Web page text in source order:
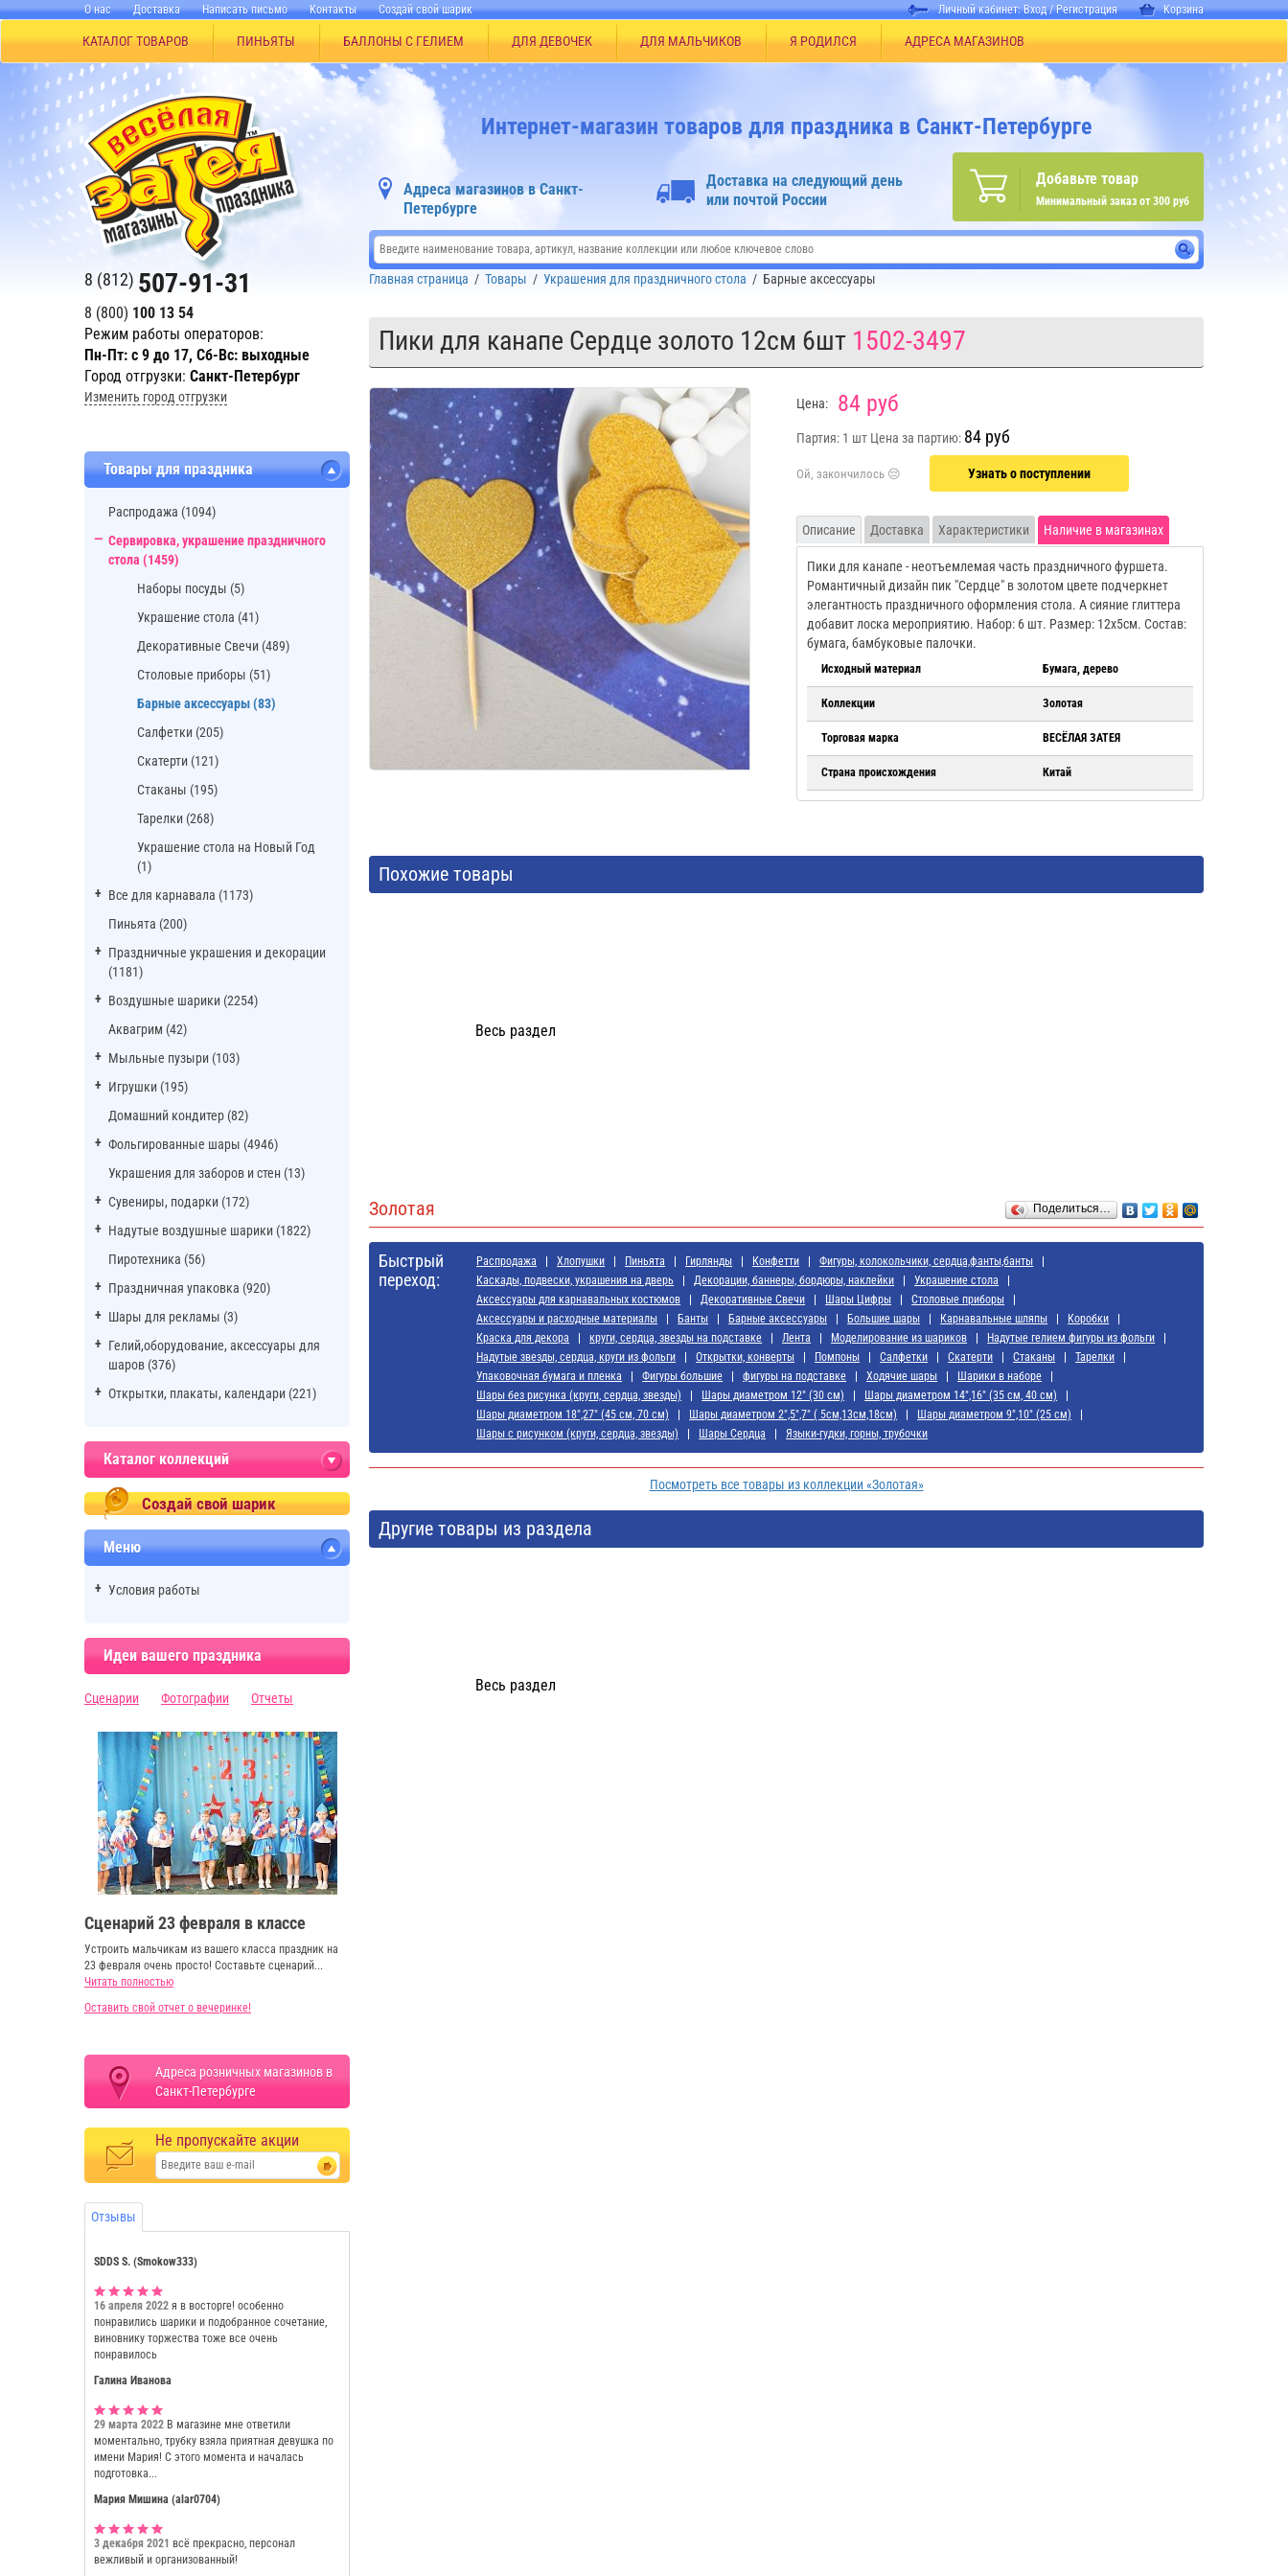
О нас Доставка Написать письмо Контакты Создай свой шарик Личный кабинет:Вход/Регистрация Корзина
КАТАЛОГ ТОВАРОВ ПИНЬЯТЫ БАЛЛОНЫ С ГЕЛИЕМ ДЛЯ ДЕВОЧЕК ДЛЯ МАЛЬЧИКОВ Я РОДИЛСЯ АДРЕСА МАГАЗИНОВ
8 (812) 507-91-31
8 (800) 100 13 54
Режим работы операторов:
Пн-Пт: с 9 до 17, Сб-Вс: выходные
Город отгрузки: Санкт-Петербург
Изменить город отгрузки
Товары для праздника
Распродажа (1094)
Сервировка, украшение праздничного
стола (1459)
Наборы посуды (5)
Украшение стола (41)
Декоративные Свечи (489)
Cтоловые приборы (51)
Барные аксессуары (83)
Салфетки (205)
Скатерти (121)
Стаканы (195)
Тарелки (268)
Украшение стола на Новый Год
(1)
Все для карнавала (1173)
Пиньята (200)
Праздничные украшения и декорации
(1181)
Воздушные шарики (2254)
Аквагрим (42)
Мыльные пузыри (103)
Игрушки (195)
Домашний кондитер (82)
Фольгированные шары (4946)
Украшения для заборов и стен (13)
Сувениры, подарки (172)
Надутые воздушные шарики (1822)
Пиротехника (56)
Праздничная упаковка (920)
Шары для рекламы (3)
Гелий,оборудование, аксессуары для
шаров (376)
Открытки, плакаты, календари (221)
Каталог коллекций
Создай свой шарик
Меню
Условия работы
Идеи вашего праздника
Сценарии Фотографии Отчеты
Сценарий 23 февраля в классе
Устроить мальчикам из вашего класса праздник на
23 февраля очень просто! Составьте сценарий...
Читать полностью
Оставить свой отчет о вечеринке!
Адреса розничных магазинов в
Санкт-Петербурге
Не пропускайте акции
Отзывы
SDDS S. (Smokow333)
16 апреля 2022 я в восторге! особенно
понравились шарики и подобранное сочетание,
виновнику торжества тоже все очень
понравилось
Галина Иванова
29 марта 2022 В магазине мне ответили
моментально, трубку взяла приятная девушка по
имени Мария! С этого момента и началась
подготовка...
Мария Мишина (alar0704)
3 декабря 2021 всё прекрасно, персонал
вежливый и организованный!
Интернет-магазин товаров для праздника в Санкт-Петербурге
Добавьте товар
Минимальный заказ от 300 руб
Адреса магазинов в Санкт-
Петербурге
Доставка на следующий день
или почтой России
Главная страница / Товары / Украшения для праздничного стола / Барные аксессуары
Пики для канапе Сердце золото 12см 6шт 1502-3497
Цена: 84 руб
Партия: 1 шт Цена за партию: 84 руб
Узнать о поступлении
Описание Доставка Характеристики Наличие в магазинах
Пики для канапе - неотъемлемая часть праздничного фуршета.
Романтичный дизайн пик "Сердце" в золотом цвете подчеркнет
элегантность праздничного оформления стола. А сияние глиттера
добавит лоска мероприятию. Набор: 6 шт. Размер: 12х5см. Состав:
бумага, бамбуковые палочки.
Исходный материал Бумага, дерево
Коллекции Золотая
Торговая марка ВЕСЁЛАЯ ЗАТЕЯ
Страна происхождения Китай
Похожие товары
Весь раздел
Поделиться…
Золотая
Быстрый
переход:
Распродажа Хлопушки Пиньята Гирлянды Конфетти
Фигуры, колокольчики, сердца,фанты,банты
Каскады, подвески, украшения на дверь
Декорации, баннеры, бордюры, наклейки
Украшение стола
Аксессуары для карнавальных костюмов
Декоративные Свечи Шары Цифры
Cтоловые приборы
Аксессуары и расходные материалы
Банты Барные аксессуары Большие шары Карнавальные шляпы
Коробки
Краска для декора
круги, сердца, звезды на подставке Лента Моделирование из шариков
Надутые гелием фигуры из фольги
Надутые звезды, сердца, круги из фольги
Открытки, конверты Помпоны Салфетки Скатерти Стаканы
Тарелки
Упаковочная бумага и пленка
Фигуры большие фигуры на подставке Ходячие шары
Шарики в наборе
Шары без рисунка (круги, сердца, звезды)
Шары диаметром 12" (30 см)
Шары диаметром 14",16" (35 см, 40 см)
Шары диаметром 18",27" (45 см, 70 см)
Шары диаметром 2",5",7" ( 5см,13см,18см)
Шары диаметром 9",10" (25 см)
Шары с рисунком (круги, сердца, звезды)
Шары Сердца Языки-гудки, горны, трубочки
Посмотреть все товары из коллекции «Золотая»
Другие товары из раздела
Весь раздел